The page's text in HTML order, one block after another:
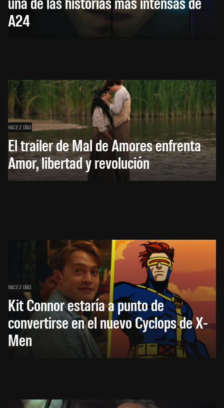
A24
HACE 2 DÍAS
El trailer de Mal de Amores enfrenta
Amor, libertad y revolución
HACE 2 DÍAS
Kit Connor estaría a punto de
convertirse en el nuevo Cyclops de X-
Men